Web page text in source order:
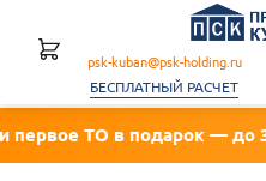
в подарок — до 31 августа
psk-kuban@psk-holding.ru
БЕСПЛАТНЫЙ РАСЧЕТ